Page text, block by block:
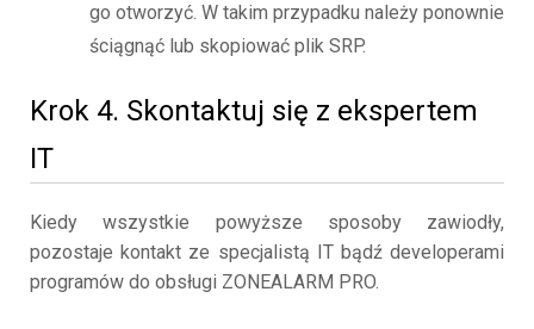
go otworzyć. W takim przypadku należy ponownie
ściągnąć lub skopiować plik SRP.
Krok 4. Skontaktuj się z ekspertem
IT
Kiedy wszystkie powyższe sposoby zawiodły,
pozostaje kontakt ze specjalistą IT bądź developerami
programów do obsługi ZONEALARM PRO.